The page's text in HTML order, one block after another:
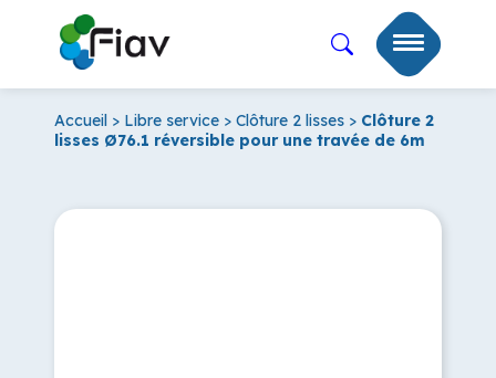
Accueil > Libre service > Clôture 2 lisses > Clôture 2
lisses Ø76.1 réversible pour une travée de 6m